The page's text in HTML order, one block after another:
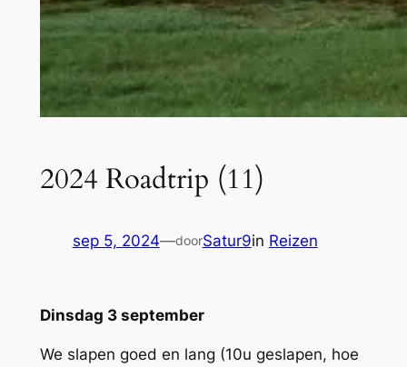
2024 Roadtrip (11)
sep 5, 2024—doorSatur9in Reizen
Dinsdag 3 september
We slapen goed en lang (10u geslapen, hoe